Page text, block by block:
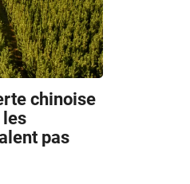
chinoise
les
pas